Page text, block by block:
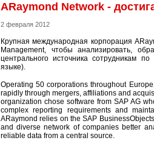
АRaymond Network -
2 февраля 2012
Крупная международная корпорация
Management, чтобы анализировать,
центрального источника сотрудникам
языке).
Operating 50 corporations throughout
rapidly through mergers, affiliations and
organization chose software from SAP AG
complex reporting requirements and
ARaymond relies on the SAP
and diverse network of companies better
reliable data from a central source.